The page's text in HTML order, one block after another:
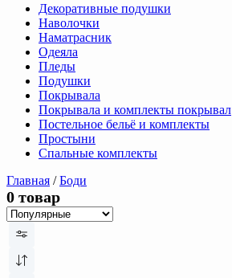
Декоративные подушки
Наволочки
Наматрасник
Одеяла
Пледы
Подушки
Покрывала
Покрывала и комплекты покрывал
Постельное бельё и комплекты
Простыни
Спальные комплекты
Главная / Боди
0 товар